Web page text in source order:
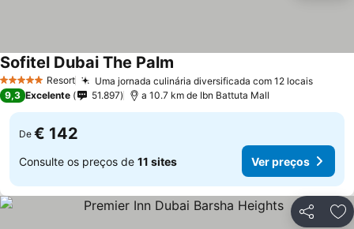
5 Estrelas Resort Uma jornada culinária diversificada com 12 locais
Sofitel Dubai The Palm
9,3 Excelente 51.897 a 10.7 km de Ibn Battuta Mall
De € 142
Consulte os preços de 11 sites Ver preços
Partilhar